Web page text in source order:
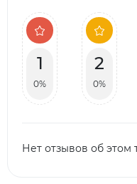
1
0%
2
0%
Нет отзывов об этом